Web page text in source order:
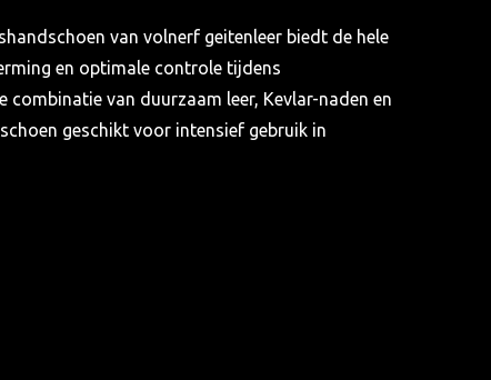
van volnerf geitenleer biedt de hele
en optimale controle tijdens
combinatie van duurzaam leer, Kevlar-naden en
geschikt voor intensief gebruik in